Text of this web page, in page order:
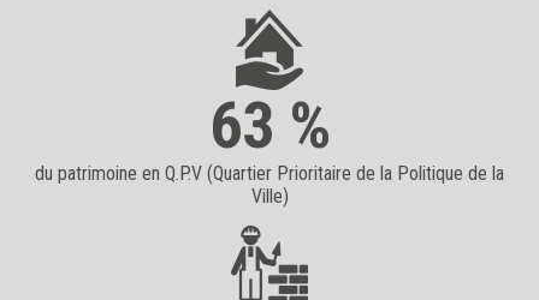
63 %
du patrimoine en Q.P.V (Quartier Prioritaire de la Politique de la
Ville)